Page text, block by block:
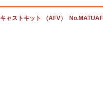
ャストキット （AFV）